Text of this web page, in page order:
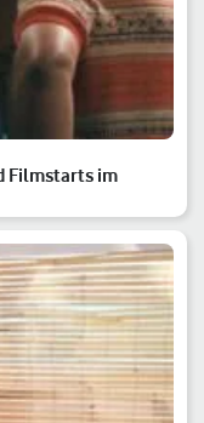
Filmstarts im